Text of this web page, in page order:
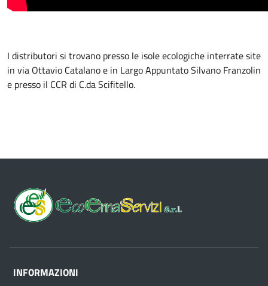
I distributori si trovano presso le isole ecologiche interrate site
in via Ottavio Catalano e in Largo Appuntato Silvano Franzolin
e presso il CCR di C.da Scifitello.
INFORMAZIONI